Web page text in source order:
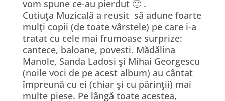
vom spune ce-au pierdut 🙂 .
Cutiuţa Muzicală a reusit să adune foarte
mulţi copii (de toate vârstele) pe care i-a
tratat cu cele mai frumoase surprize:
cantece, baloane, povesti. Mădălina
Manole, Sanda Ladosi şi Mihai Georgescu
(noile voci de pe acest album) au cântat
împreună cu ei (chiar şi cu părinţii) mai
multe piese. Pe lângă toate acestea,